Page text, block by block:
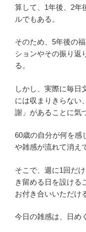
算して、1年後、2年
ルでもある。
そのため、5年後の
ションやその振り返
る。
しかし、実際に毎日
には収まりきらない
謝」があることに気
60歳の自分が何を感
や雑感が流れて消え
そこで、週に1回だ
き留める日を設ける
お付き合いいただけ
今日の雑感は、日め